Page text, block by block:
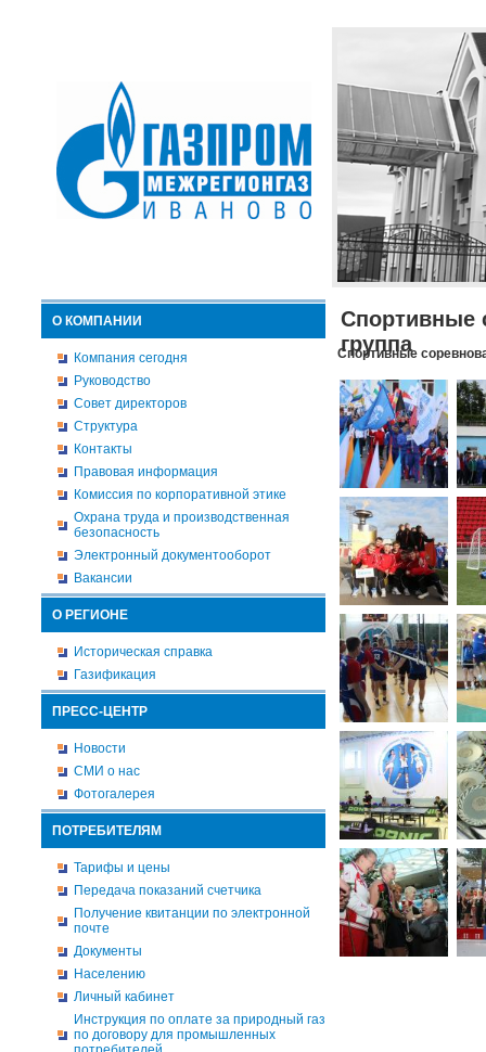
О КОМПАНИИ
Компания сегодня
Руководство
Совет директоров
Структура
Контакты
Правовая информация
Комиссия по корпоративной этике
Охрана труда и производственная
безопасность
Электронный документооборот
Вакансии
О РЕГИОНЕ
Историческая справка
Газификация
ПРЕСС-ЦЕНТР
Новости
СМИ о нас
Фотогалерея
ПОТРЕБИТЕЛЯМ
Тарифы и цены
Передача показаний счетчика
Получение квитанции по электронной
почте
Документы
Населению
Личный кабинет
Инструкция по оплате за природный газ
по договору для промышленных
Спортивные
группа
Спортивные